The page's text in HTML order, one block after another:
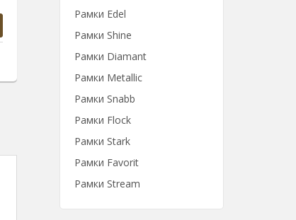
Рамки Edel
Рамки Shine
Рамки Diamant
Рамки Metallic
Рамки Snabb
Рамки Flock
Рамки Stark
Рамки Favorit
Рамки Stream